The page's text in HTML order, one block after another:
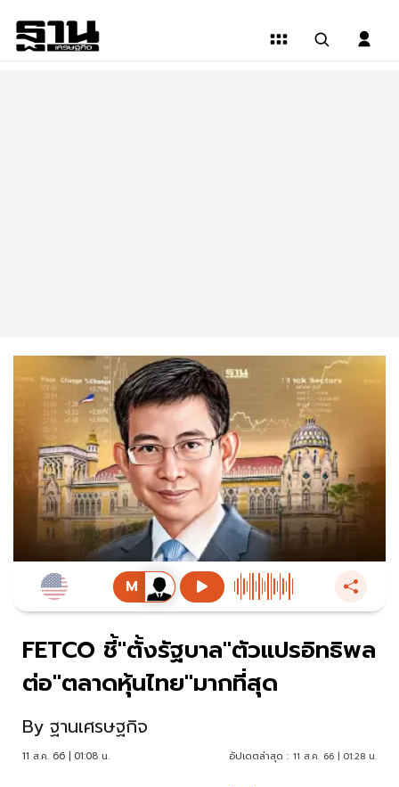
FETCO ชี้"ตั้งรัฐบาล"ตัวแปรอิทธิพล
ต่อ"ตลาดหุ้นไทย"มากที่สุด
By ฐานเศรษฐกิจ
11 ส.ค. 66 | 01:08 น. อัปเดตล่าสุด : 11 ส.ค. 66 | 01:28 น.